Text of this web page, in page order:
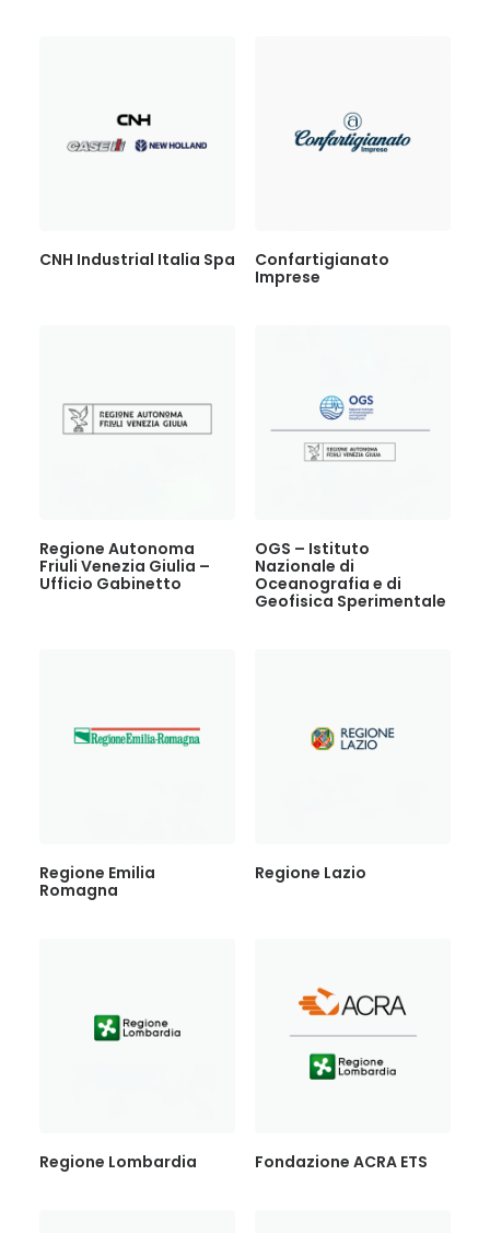
CNH Industrial Italia Spa
Confartigianato
Imprese
Regione Autonoma
Friuli Venezia Giulia –
Ufficio Gabinetto
OGS – Istituto
Nazionale di
Oceanografia e di
Geofisica Sperimentale
Regione Emilia
Romagna
Regione Lazio
Regione Lombardia Fondazione ACRA ETS